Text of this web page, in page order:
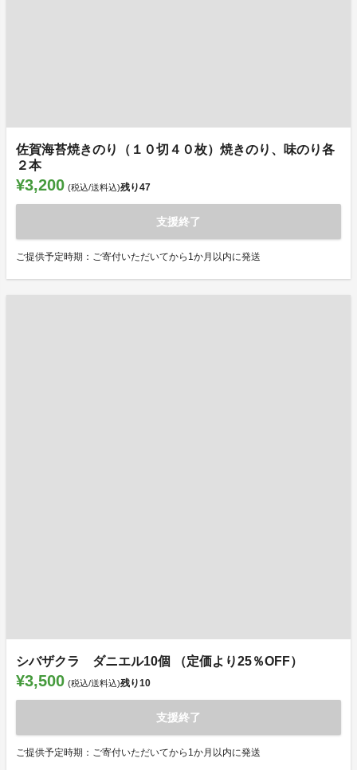
佐賀海苔焼きのり（１０切４０枚）焼きのり、味のり各
２本
¥3,200 (税込/送料込)残り47
支援終了
ご提供予定時期：ご寄付いただいてから1か月以内に発送
シバザクラ ダニエル10個 （定価より25％OFF）
¥3,500 (税込/送料込)残り10
支援終了
ご提供予定時期：ご寄付いただいてから1か月以内に発送